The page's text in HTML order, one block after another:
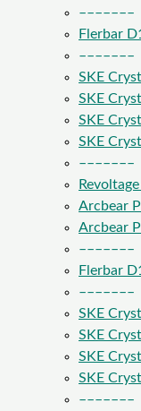
–––––––
Flerbar
–––––––
SKE
SKE
SKE
SKE
–––––––
Arcbear
Arcbear
–––––––
Flerbar
–––––––
SKE
SKE
SKE
SKE
–––––––